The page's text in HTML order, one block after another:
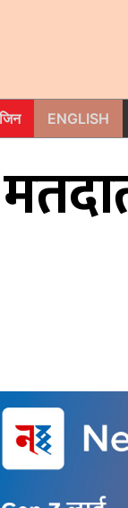
ENGLISH